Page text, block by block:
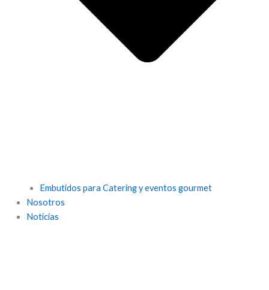
Embutidos para Catering y eventos gourmet
Nosotros
Noticias